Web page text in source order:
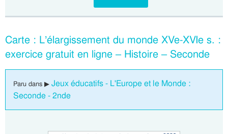
Carte : L’élargissement du monde XVe-XVIe s. :
exercice gratuit en ligne – Histoire – Seconde
Paru dans ▶ Jeux éducatifs - L'Europe et le Monde :
Seconde - 2nde